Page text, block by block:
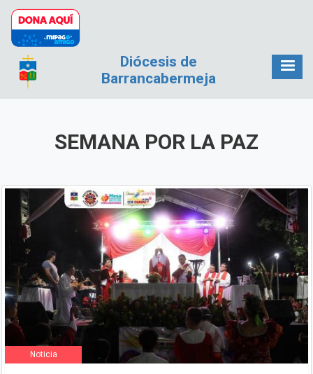
Pasar al contenido principal
Diócesis de
Barrancabermeja
SEMANA POR LA PAZ
Noticia